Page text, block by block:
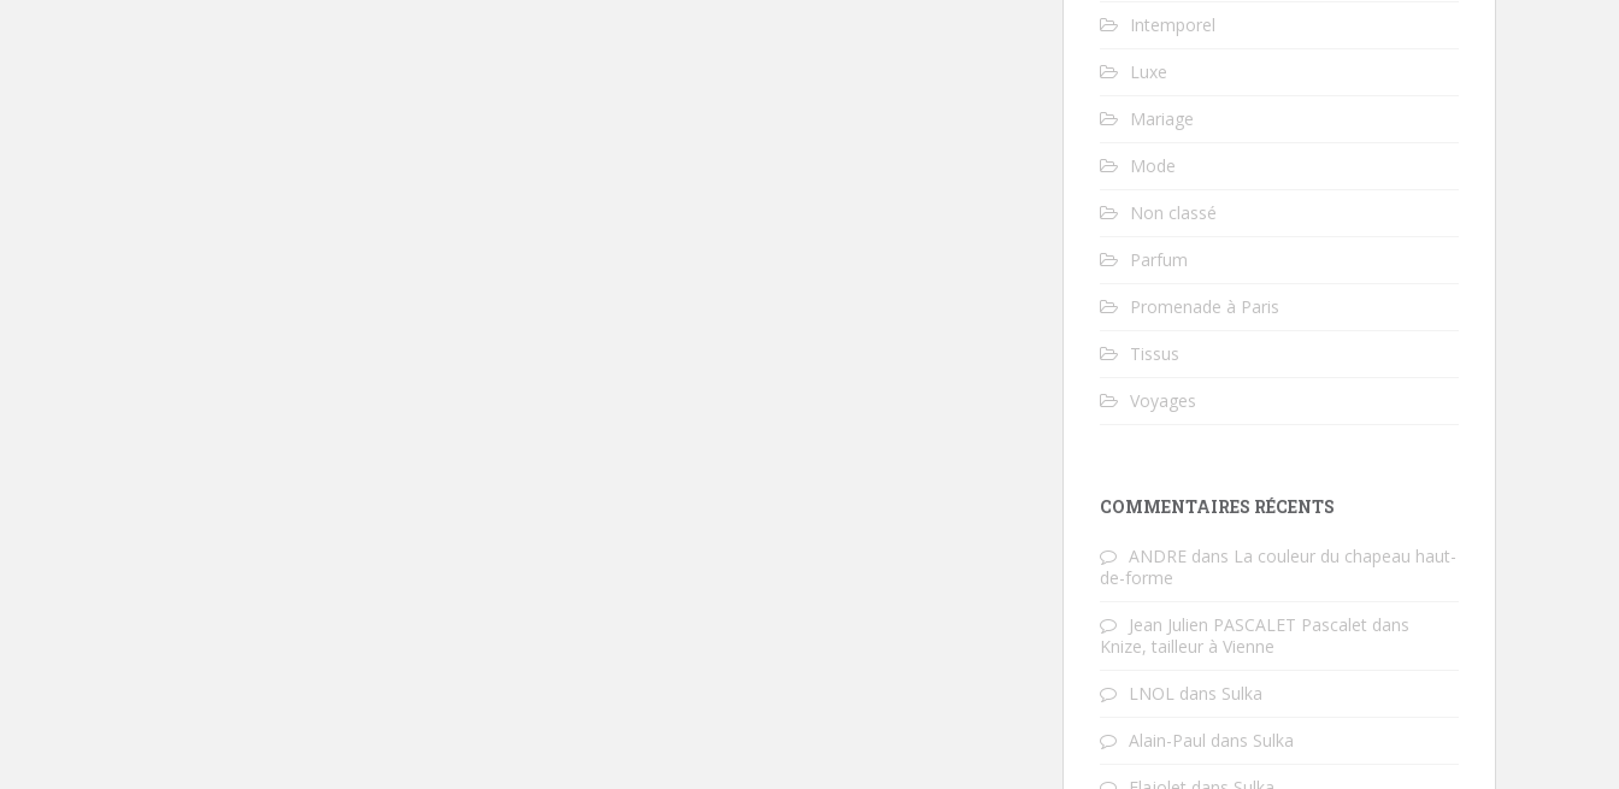
Intemporel
Luxe
Mariage
Mode
Non classé
Parfum
Promenade à Paris
Tissus
Voyages
COMMENTAIRES RÉCENTS
ANDRE dans La couleur du chapeau haut-
de-forme
Jean Julien PASCALET Pascalet dans
Knize, tailleur à Vienne
LNOL dans Sulka
Alain-Paul dans Sulka